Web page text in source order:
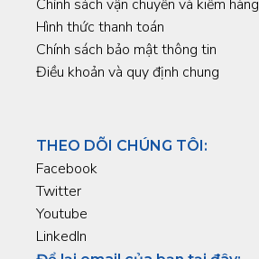
Chính sách vận chuyển và kiểm hàng
Hình thức thanh toán
Chính sách bảo mật thông tin
Điều khoản và quy định chung
THEO DÕI CHÚNG TÔI:
Facebook
Twitter
Youtube
LinkedIn